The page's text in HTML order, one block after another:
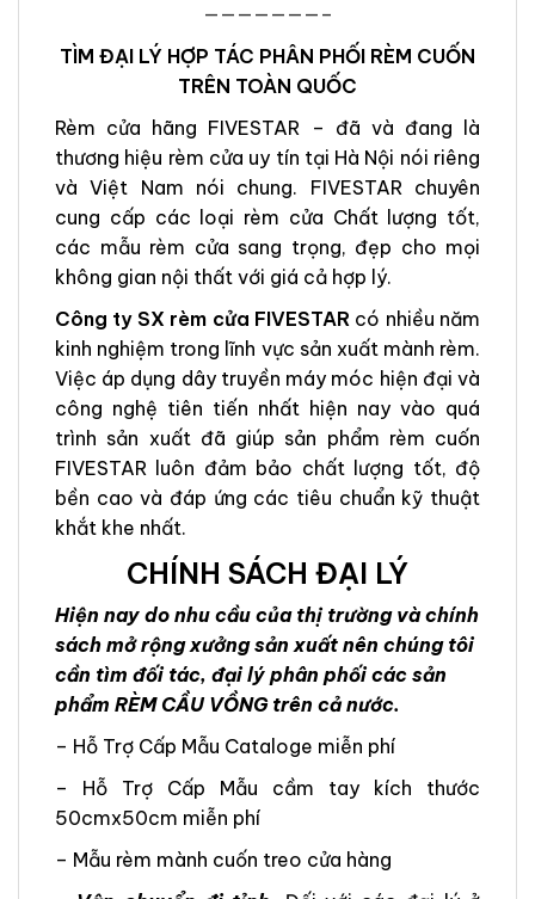
———————–
TÌM ĐẠI LÝ HỢP TÁC PHÂN PHỐI RÈM CUỐN
TRÊN TOÀN QUỐC
Rèm cửa hãng FIVESTAR – đã và đang là
thương hiệu rèm cửa uy tín tại Hà Nội nói riêng
và Việt Nam nói chung. FIVESTAR chuyên
cung cấp các loại rèm cửa Chất lượng tốt,
các mẫu rèm cửa sang trọng, đẹp cho mọi
không gian nội thất với giá cả hợp lý.
Công ty SX rèm cửa FIVESTAR có nhiều năm
kinh nghiệm trong lĩnh vực sản xuất mành rèm.
Việc áp dụng dây truyền máy móc hiện đại và
công nghệ tiên tiến nhất hiện nay vào quá
trình sản xuất đã giúp sản phẩm rèm cuốn
FIVESTAR luôn đảm bảo chất lượng tốt, độ
bền cao và đáp ứng các tiêu chuẩn kỹ thuật
khắt khe nhất.
CHÍNH SÁCH ĐẠI LÝ
Hiện nay do nhu cầu của thị trường và chính
sách mở rộng xưởng sản xuất nên chúng tôi
cần tìm đối tác, đại lý phân phối các sản
phẩm RÈM CẦU VỒNG trên cả nước.
– Hỗ Trợ Cấp Mẫu Cataloge miễn phí
– Hỗ Trợ Cấp Mẫu cầm tay kích thước
50cmx50cm miễn phí
– Mẫu rèm mành cuốn treo cửa hàng